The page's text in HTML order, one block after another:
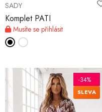
SADY
Komplet PATI
Musíte se přihlásit
-34%
SLEVA